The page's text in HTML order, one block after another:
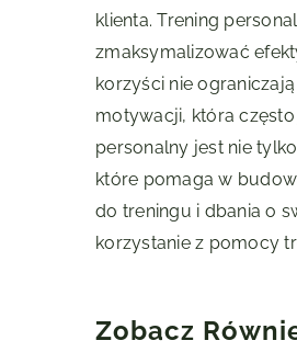
klienta. Trening
zmaksymalizować
korzyści nie
motywacji, która
personalny jest nie
które pomaga w
do treningu i dbania o
korzystanie z pomocy
Zobacz